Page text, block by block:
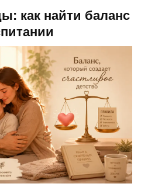
как найти баланс